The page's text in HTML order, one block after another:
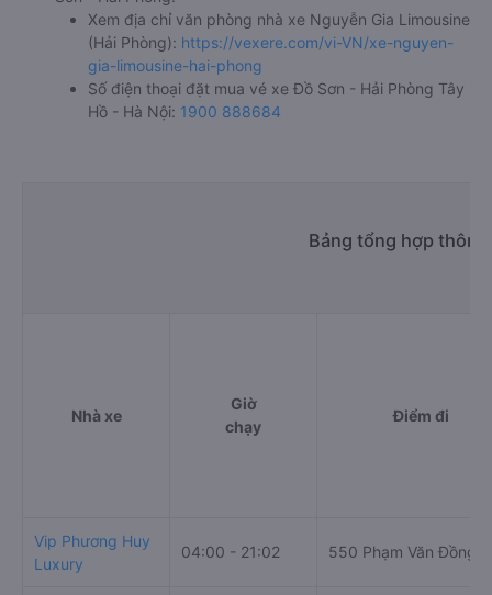
Xem địa chỉ văn phòng nhà xe Nguyễn Gia Limousine
(Hải Phòng): https://vexere.com/vi-VN/xe-nguyen-
gia-limousine-hai-phong
Số điện thoại đặt mua vé xe Đồ Sơn - Hải Phòng Tây
Hồ - Hà Nội: 1900 888684
Bảng tổng hợp
Nhà xe
Giờ
chạy
Điểm đi
Vip Phương Huy
Luxury
04:00 - 21:02 550 Phạm Văn Đồng